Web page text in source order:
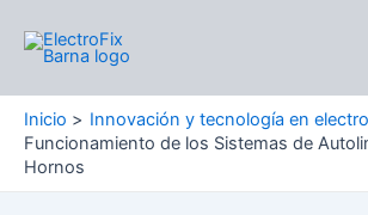
contenido
Inicio
Innovación y tecnología en
Funcionamiento de los Sistemas de
Hornos